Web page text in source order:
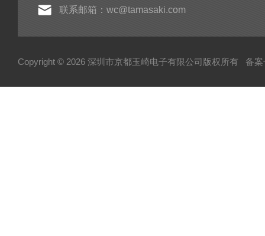
联系邮箱：wc@tamasaki.com
Copyright © 2026 深圳市京都玉崎电子有限公司版权所有 备案